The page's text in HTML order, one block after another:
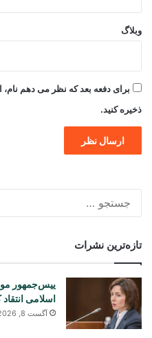
وبلاگ
برای دفعه بعد که نظر می دهم
ذخیره کنید.
تازه‌ترین نشرات
ییس‌جمهور
اسلامی
آگست 8, 2026